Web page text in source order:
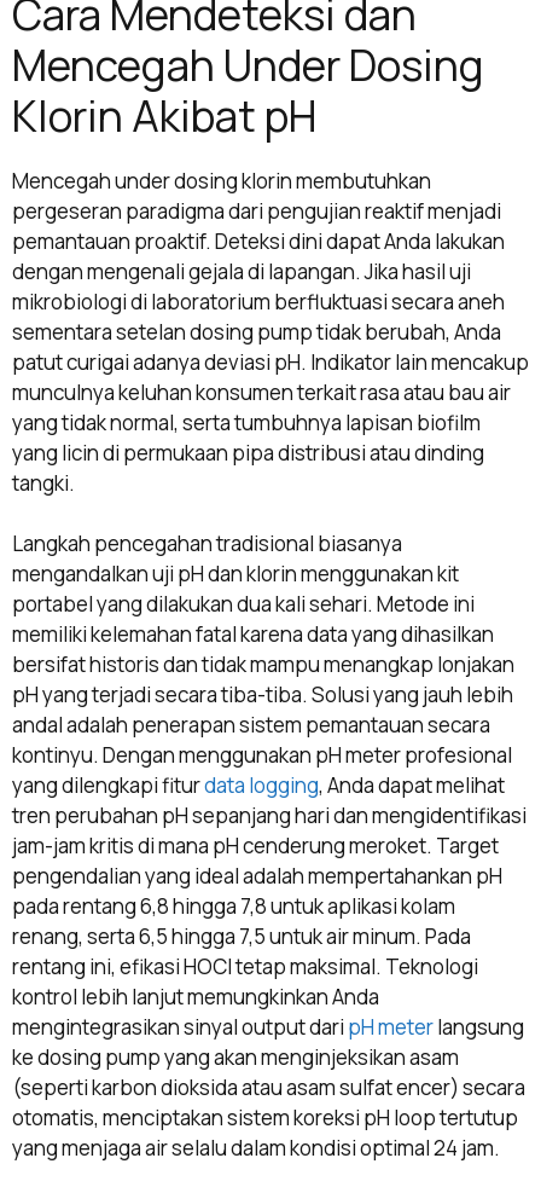
Cara Mendeteksi dan
Mencegah Under Dosing
Klorin Akibat pH
Mencegah under dosing klorin membutuhkan
pergeseran paradigma dari pengujian reaktif menjadi
pemantauan proaktif. Deteksi dini dapat Anda lakukan
dengan mengenali gejala di lapangan. Jika hasil uji
mikrobiologi di laboratorium berfluktuasi secara aneh
sementara setelan dosing pump tidak berubah, Anda
patut curigai adanya deviasi pH. Indikator lain mencakup
munculnya keluhan konsumen terkait rasa atau bau air
yang tidak normal, serta tumbuhnya lapisan biofilm
yang licin di permukaan pipa distribusi atau dinding
tangki.
Langkah pencegahan tradisional biasanya
mengandalkan uji pH dan klorin menggunakan kit
portabel yang dilakukan dua kali sehari. Metode ini
memiliki kelemahan fatal karena data yang dihasilkan
bersifat historis dan tidak mampu menangkap lonjakan
pH yang terjadi secara tiba-tiba. Solusi yang jauh lebih
andal adalah penerapan sistem pemantauan secara
kontinyu. Dengan menggunakan pH meter profesional
yang dilengkapi fiturdata logging, Anda dapat melihat
tren perubahan pH sepanjang hari dan mengidentifikasi
jam-jam kritis di mana pH cenderung meroket. Target
pengendalian yang ideal adalah mempertahankan pH
pada rentang 6,8 hingga 7,8 untuk aplikasi kolam
renang, serta 6,5 hingga 7,5 untuk air minum. Pada
rentang ini, efikasi HOCl tetap maksimal. Teknologi
kontrol lebih lanjut memungkinkan Anda
mengintegrasikan sinyal output dari pH meterlangsung
ke dosing pump yang akan menginjeksikan asam
(seperti karbon dioksida atau asam sulfat encer) secara
otomatis, menciptakan sistem koreksi pH loop tertutup
yang menjaga air selalu dalam kondisi optimal 24 jam.